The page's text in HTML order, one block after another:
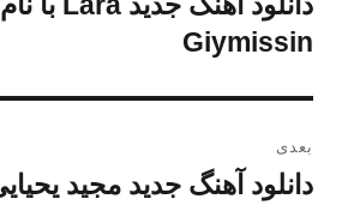
قبلی:
Giymissin
بعدی
نوشته
دانلود آهنگ جدید مجید